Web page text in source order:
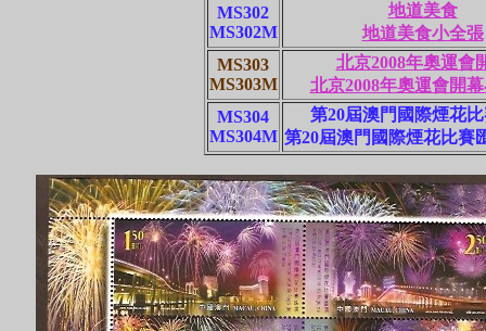
MS302
MS302M
地道美食
地道美食小全張
MS303
MS303M
北京2008年奧運會
北京2008年奧運會開
MS304
MS304M
第20屆澳門國際煙花
第20屆澳門國際煙花比賽